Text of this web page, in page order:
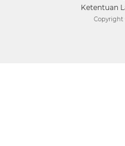
Ketentuan
Copyright